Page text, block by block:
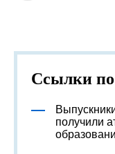
Ссылки по
получили